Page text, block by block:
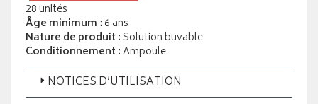
28 unités
Âge minimum : 6 ans
Nature de produit : Solution buvable
Conditionnement : Ampoule
NOTICES D’UTILISATION